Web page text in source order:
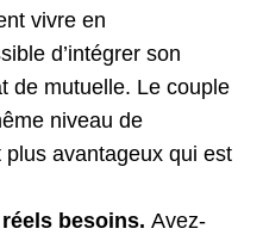
vivre en
d’intégrer son
de mutuelle. Le couple
niveau de
avantageux qui est
besoins. Avez-